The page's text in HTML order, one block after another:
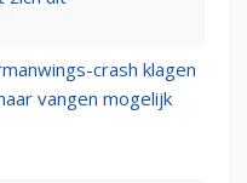
crash klagen
vangen mogelijk